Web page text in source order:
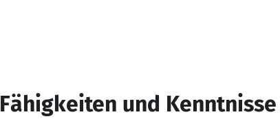
Fähigkeiten und Kenntnisse